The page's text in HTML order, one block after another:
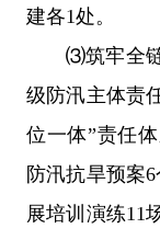
建各1处。
⑶筑牢全
级防汛主体责
位一体”责任
防汛抗旱预案
展培训演练11